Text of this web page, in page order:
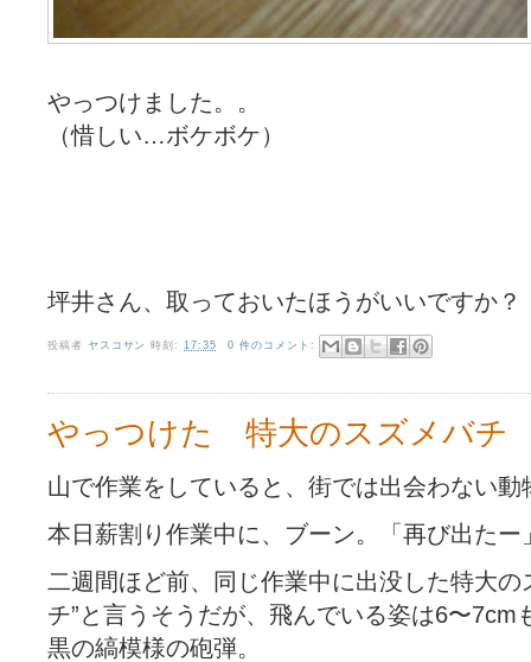
やっつけました。。
（惜しい…ボケボケ）
坪井さん、取っておいたほうがいいですか？
投稿者 ヤスコサン 時刻: 17:35 0 件のコメント:
やっつけた 特大のスズメバチ
山で作業をしていると、街では出会わない動
本日薪割り作業中に、ブーン。「再び出たー
二週間ほど前、同じ作業中に出没した特大の
チ”と言うそうだが、飛んでいる姿は6〜7cm
黒の縞模様の砲弾。